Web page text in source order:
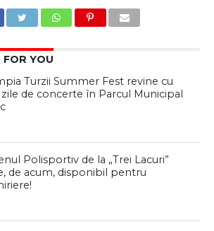
FOR YOU
Turzii Summer Fest revine cu
de concerte în Parcul Municipal
Polisportiv de la „Trei Lacuri”
de acum, disponibil pentru